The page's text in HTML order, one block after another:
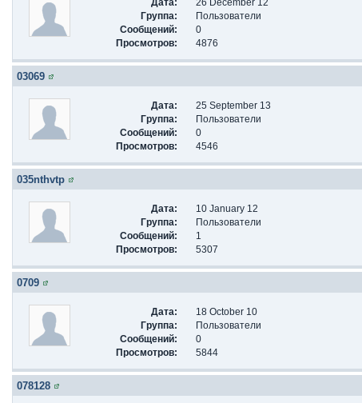
Группа:
Пользователи
Сообщений:
0
Просмотров:
4876
03069
Дата:
25 September 13
Группа:
Пользователи
Сообщений:
0
Просмотров:
4546
035nthvtp
Дата:
10 January 12
Группа:
Пользователи
Сообщений:
1
Просмотров:
5307
0709
Дата:
18 October 10
Группа:
Пользователи
Сообщений:
0
Просмотров:
5844
078128